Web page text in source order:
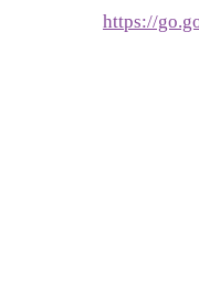
https://